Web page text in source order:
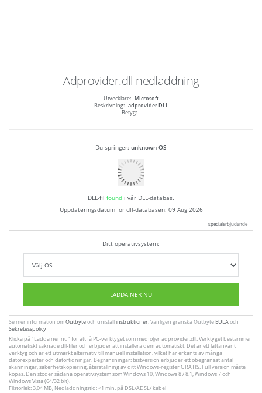
Adprovider.dll nedladdning
Utvecklare: Microsoft
Beskrivning: adprovider DLL
Betyg:
Du springer: unknown OS
DLL-fil found i vår DLL-databas.
Uppdateringsdatum för dll-databasen: 09 Aug 2026
specialerbjudande
Ditt operativsystem:
LADDA NER NU
Se mer information omOutbyteoch unistallinstruktioner. Vänligen granska Outbyte EULAoch
Sekretesspolicy
Klicka på"Ladda ner nu" för att få PC-verktyget som medföljer adprovider.dll. Verktyget bestämmer
automatiskt saknade dll-filer och erbjuder att installera dem automatiskt. Det är ett lättanvänt
verktyg och är ett utmärkt alternativ till manuell installation, vilket har erkänts av många
datorexperter och datortidningar. Begränsningar: testversion erbjuder ett obegränsat antal
skanningar, säkerhetskopiering, återställning av ditt Windows-register GRATIS. Full version måste
köpas. Den stöder sådana operativsystem som Windows 10, Windows 8 / 8.1, Windows 7 och
Windows Vista (64/32 bit).
Filstorlek: 3,04 MB, Nedladdningstid: <1 min. på DSL/ADSL/ kabel